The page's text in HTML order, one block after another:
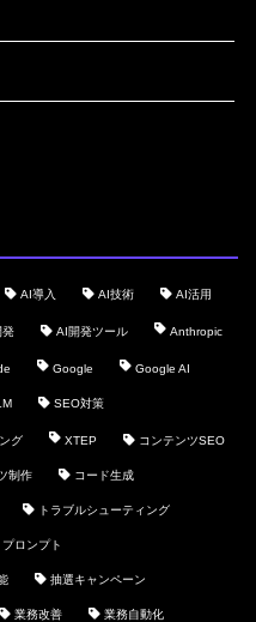
AI導入 AI技術 AI活用
発 AI開発ツール Anthropic
Google Google AI
SEO対策
グ XTEP コンテンツSEO
制作 コード生成
トラブルシューティング
プロンプト
抽選キャンペーン
業務改善 業務自動化